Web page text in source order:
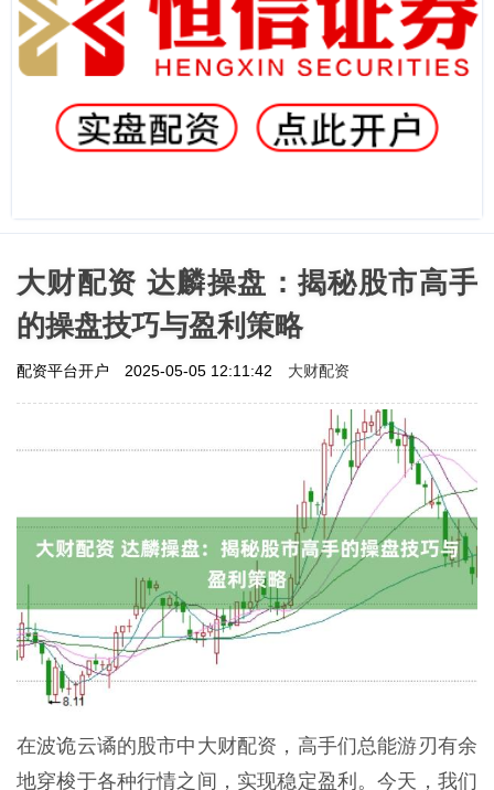
大财配资 达麟操盘：揭秘股市高手
的操盘技巧与盈利策略
配资平台开户 2025-05-05 12:11:42 大财配资
在波诡云谲的股市中大财配资，高手们总能游刃有余
地穿梭于各种行情之间，实现稳定盈利。今天，我们